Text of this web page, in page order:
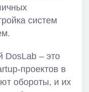
систем
DosLab – это
проектов в
обороты, и их